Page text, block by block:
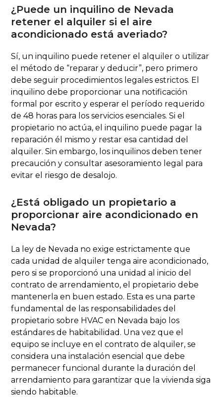
¿Puede un inquilino de Nevada
retener el alquiler si el aire
acondicionado está averiado?
Sí, un inquilino puede retener el alquiler o utilizar
el método de “reparar y deducir”, pero primero
debe seguir procedimientos legales estrictos. El
inquilino debe proporcionar una notificación
formal por escrito y esperar el período requerido
de 48 horas para los servicios esenciales. Si el
propietario no actúa, el inquilino puede pagar la
reparación él mismo y restar esa cantidad del
alquiler. Sin embargo, los inquilinos deben tener
precaución y consultar asesoramiento legal para
evitar el riesgo de desalojo.
¿Está obligado un propietario a
proporcionar aire acondicionado en
Nevada?
La ley de Nevada no exige estrictamente que
cada unidad de alquiler tenga aire acondicionado,
pero si se proporcionó una unidad al inicio del
contrato de arrendamiento, el propietario debe
mantenerla en buen estado. Esta es una parte
fundamental de las responsabilidades del
propietario sobre HVAC en Nevada bajo los
estándares de habitabilidad. Una vez que el
equipo se incluye en el contrato de alquiler, se
considera una instalación esencial que debe
permanecer funcional durante la duración del
arrendamiento para garantizar que la vivienda siga
siendo habitable.